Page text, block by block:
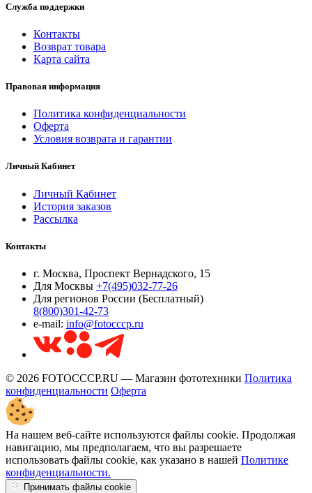
Служба поддержки
Контакты
Возврат товара
Карта сайта
Правовая информация
Политика конфиденциальности
Оферта
Условия возврата и гарантии
Личный Кабинет
Личный Кабинет
История заказов
Рассылка
Контакты
г. Москва, Проспект Вернадского, 15
Для Москвы +7(495)032-77-26
Для регионов России (Бесплатный)
8(800)301-42-73
e-mail: info@fotocccp.ru
© 2026 FOTOCCCP.RU — Магазин фототехники Политика
конфиденциальности Оферта
На нашем веб-сайте используются файлы cookie. Продолжая
навигацию, мы предполагаем, что вы разрешаете
использовать файлы cookie, как указано в нашей Политике
конфиденциальности.
Принимать файлы cookie